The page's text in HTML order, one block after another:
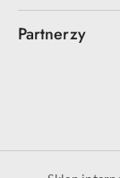
Partnerzy